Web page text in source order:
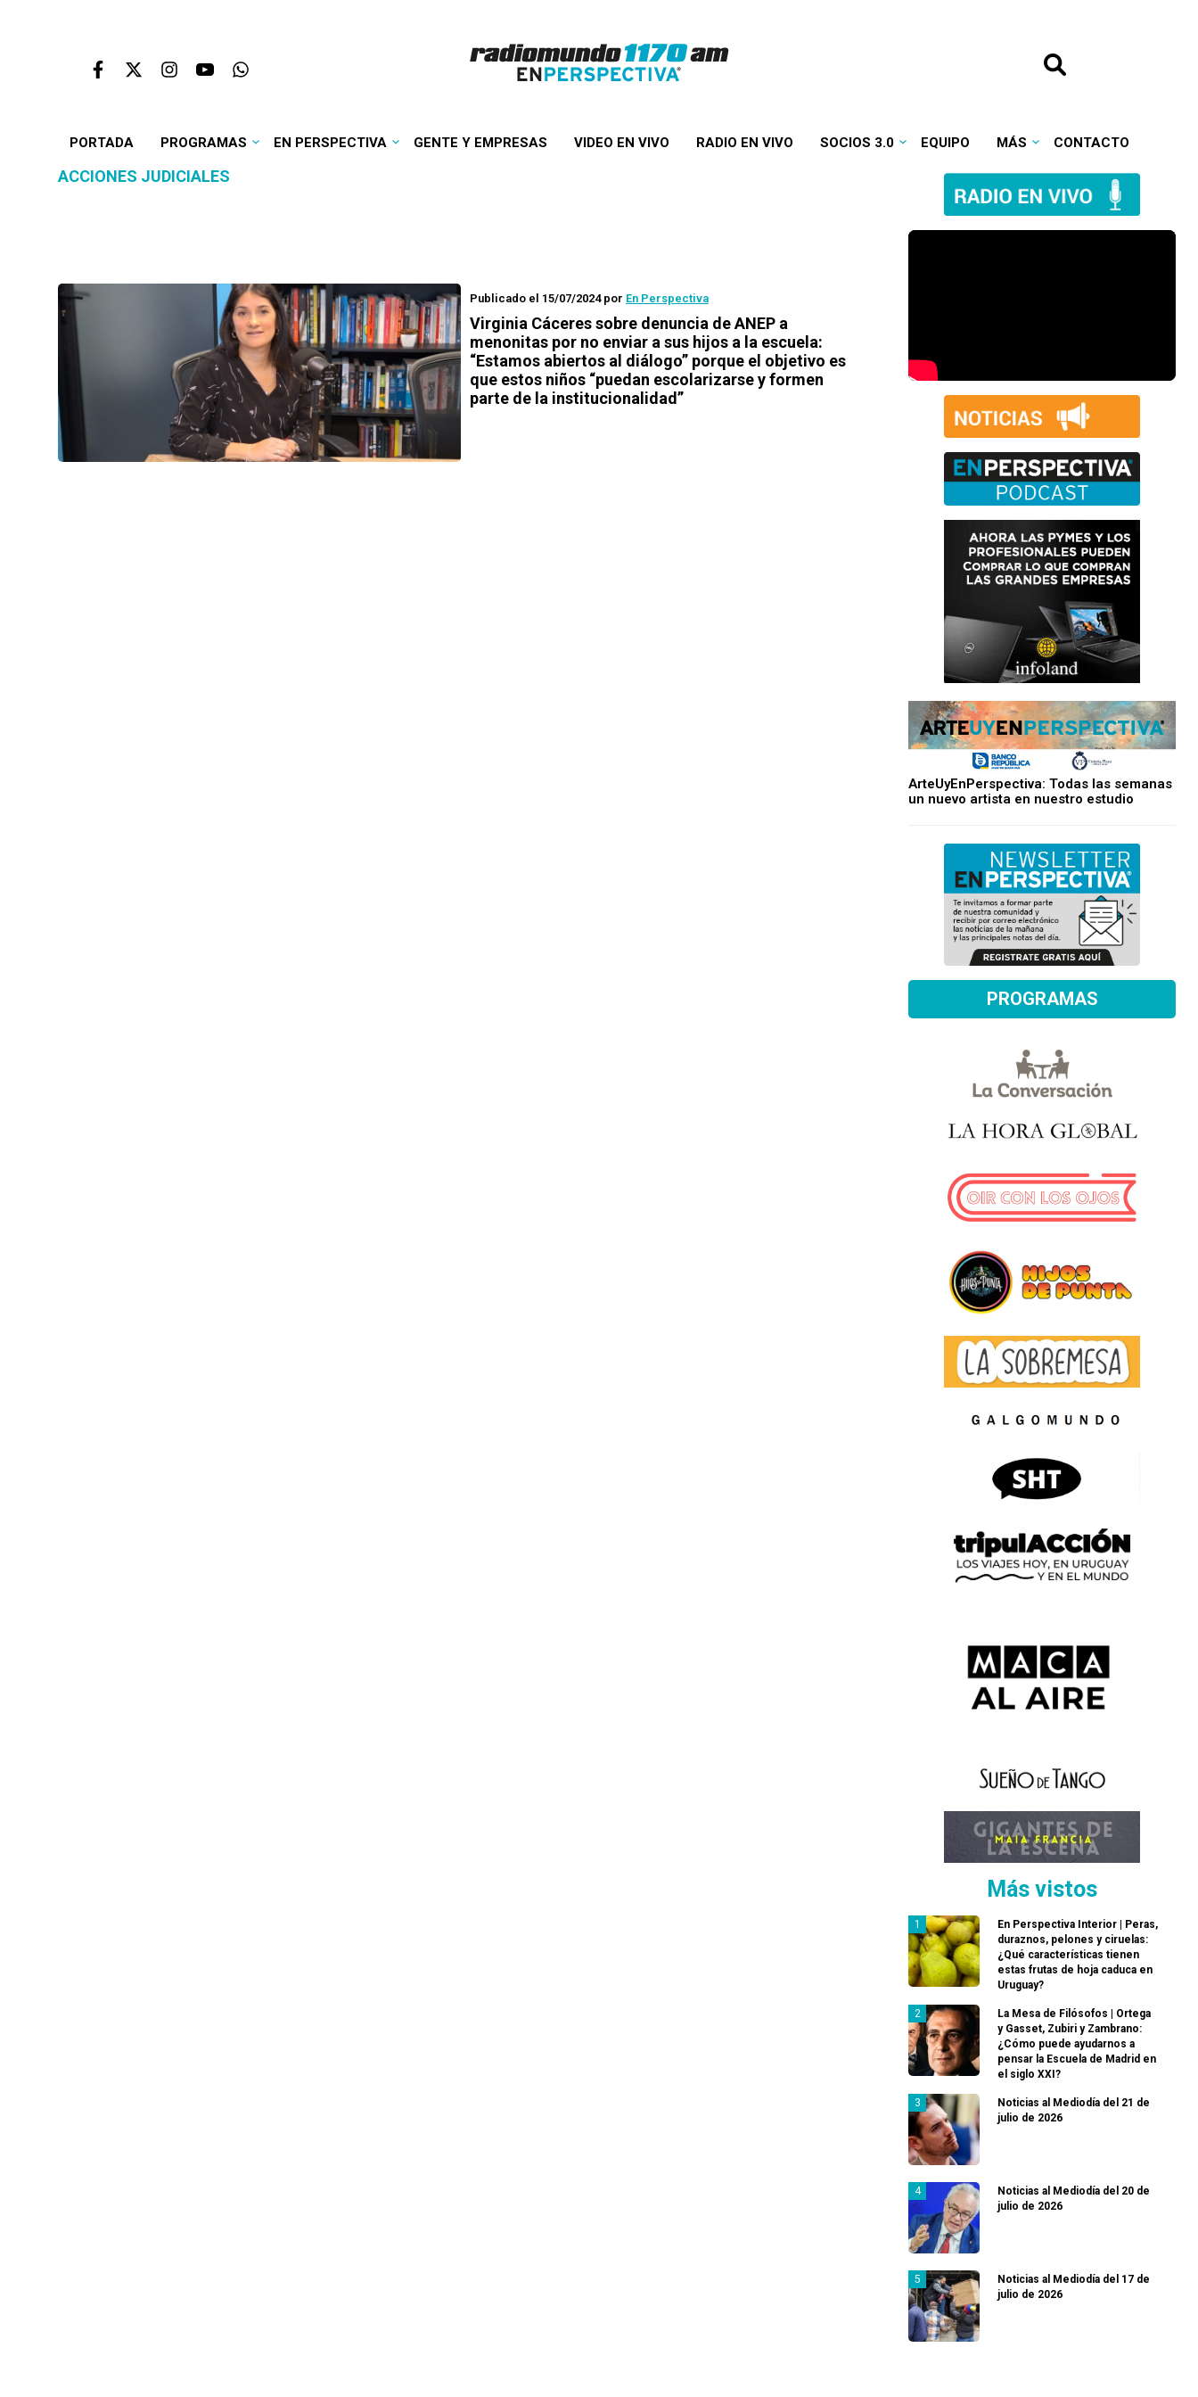
PORTADA PROGRAMAS EN PERSPECTIVA GENTE Y EMPRESAS VIDEO EN VIVO RADIO EN VIVO SOCIOS 3.0 EQUIPO MÁS CONTACTO
ACCIONES JUDICIALES
Publicado el 15/07/2024por En Perspectiva
Virginia Cáceres sobre denuncia de ANEP a
menonitas por no enviar a sus hijos a la escuela:
“Estamos abiertos al diálogo” porque el objetivo es
que estos niños “puedan escolarizarse y formen
parte de la institucionalidad”
ArteUyEnPerspectiva: Todas las semanas
un nuevo artista en nuestro estudio
PROGRAMAS
Más vistos
En Perspectiva Interior | Peras,
duraznos, pelones y ciruelas:
¿Qué características tienen
estas frutas de hoja caduca en
Uruguay?
La Mesa de Filósofos | Ortega
y Gasset, Zubiri y Zambrano:
¿Cómo puede ayudarnos a
pensar la Escuela de Madrid en
el siglo XXI?
Noticias al Mediodía del 21 de
julio de 2026
Noticias al Mediodía del 20 de
julio de 2026
Noticias al Mediodía del 17 de
julio de 2026